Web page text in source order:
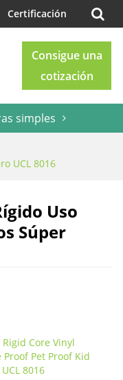
Certificación
Consigue una
cotización
simples
UCL 8016
Uso
Súper
Core Vinyl
Pet Proof Kid
8016